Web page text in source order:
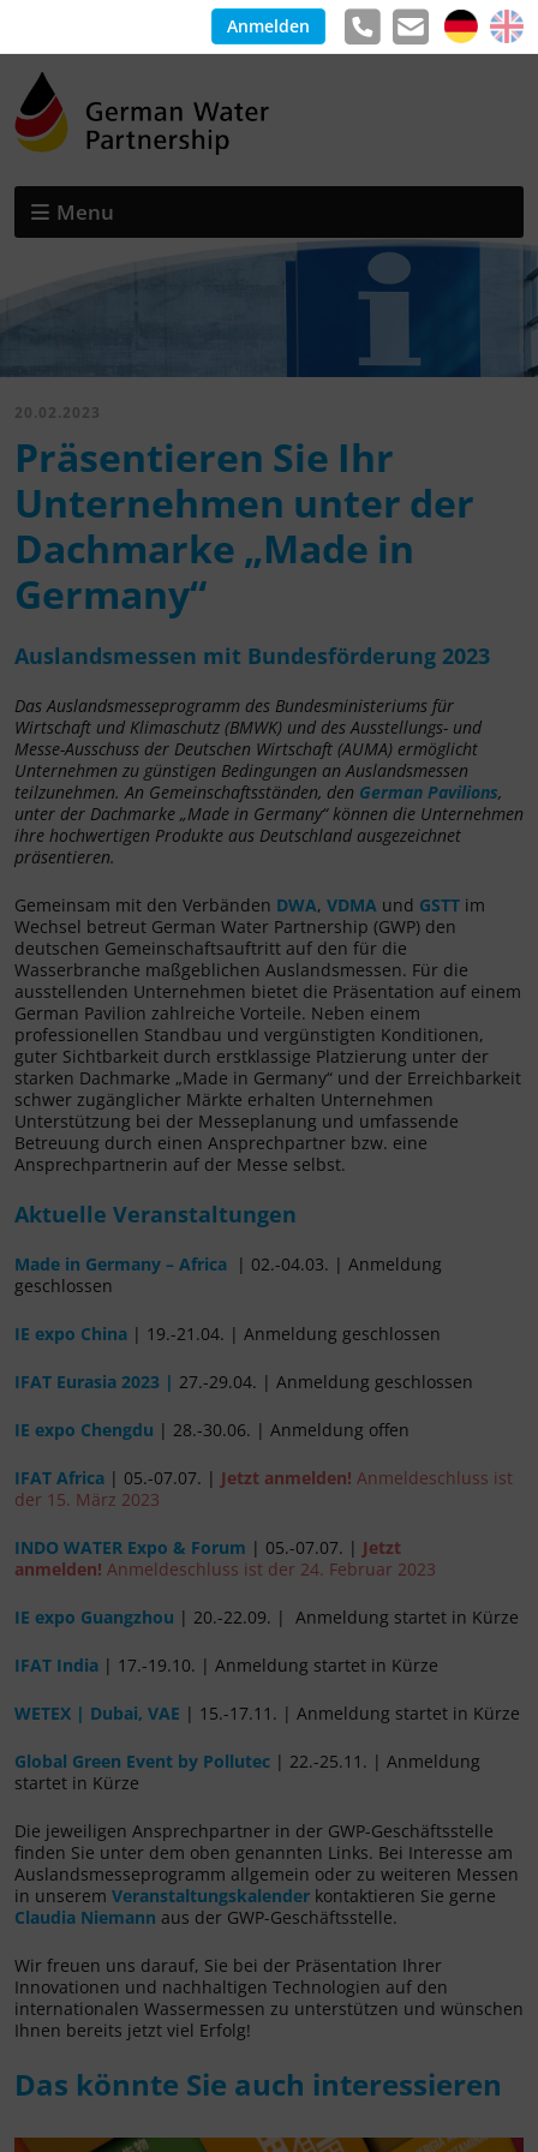
Anmelden
Menu
20.02.2023
Präsentieren Sie Ihr
Unternehmen unter der
Dachmarke „Made in
Germany“
Auslandsmessen mit Bundesförderung 2023
Das Auslandsmesseprogramm des Bundesministeriums für
Wirtschaft und Klimaschutz (BMWK) und des Ausstellungs- und
Messe-Ausschuss der Deutschen Wirtschaft (AUMA) ermöglicht
Unternehmen zu günstigen Bedingungen an Auslandsmessen
teilzunehmen. An Gemeinschaftsständen, den German Pavilions,
unter der Dachmarke „Made in Germany“ können die Unternehmen
ihre hochwertigen Produkte aus Deutschland ausgezeichnet
präsentieren.
Gemeinsam mit den Verbänden DWA, VDMA und GSTT im
Wechsel betreut German Water Partnership (GWP) den
deutschen Gemeinschaftsauftritt auf den für die
Wasserbranche maßgeblichen Auslandsmessen. Für die
ausstellenden Unternehmen bietet die Präsentation auf einem
German Pavilion zahlreiche Vorteile. Neben einem
professionellen Standbau und vergünstigten Konditionen,
guter Sichtbarkeit durch erstklassige Platzierung unter der
starken Dachmarke „Made in Germany“ und der Erreichbarkeit
schwer zugänglicher Märkte erhalten Unternehmen
Unterstützung bei der Messeplanung und umfassende
Betreuung durch einen Ansprechpartner bzw. eine
Ansprechpartnerin auf der Messe selbst.
Aktuelle Veranstaltungen
Made in Germany – Africa | 02.-04.03. | Anmeldung
geschlossen
IE expo China | 19.-21.04. | Anmeldung geschlossen
IFAT Eurasia 2023 | 27.-29.04. | Anmeldung geschlossen
IE expo Chengdu | 28.-30.06. | Anmeldung offen
IFAT Africa | 05.-07.07. | Jetzt anmelden! Anmeldeschluss ist
der 15. März 2023
INDO WATER Expo & Forum | 05.-07.07. | Jetzt
anmelden! Anmeldeschluss ist der 24. Februar 2023
IE expo Guangzhou | 20.-22.09. | Anmeldung startet in Kürze
IFAT India | 17.-19.10. | Anmeldung startet in Kürze
WETEX | Dubai, VAE | 15.-17.11. | Anmeldung startet in Kürze
Global Green Event by Pollutec | 22.-25.11. | Anmeldung
startet in Kürze
Die jeweiligen Ansprechpartner in der GWP-Geschäftsstelle
finden Sie unter dem oben genannten Links. Bei Interesse am
Auslandsmesseprogramm allgemein oder zu weiteren Messen
in unserem Veranstaltungskalender kontaktieren Sie gerne
Claudia Niemann aus der GWP-Geschäftsstelle.
Wir freuen uns darauf, Sie bei der Präsentation Ihrer
Innovationen und nachhaltigen Technologien auf den
internationalen Wassermessen zu unterstützen und wünschen
Ihnen bereits jetzt viel Erfolg!
Das könnte Sie auch interessieren